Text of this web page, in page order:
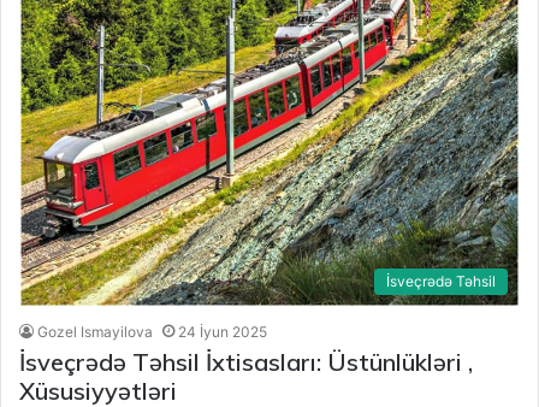
İsveçrədə Təhsil
Gozel Ismayilova 24 İyun 2025
İsveçrədə Təhsil İxtisasları: Üstünlükləri ,
Xüsusiyyətləri